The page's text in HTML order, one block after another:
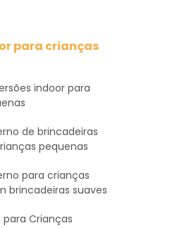
para crianças
indoor para
de brincadeiras
pequenas
para crianças
brincadeiras suaves
Crianças